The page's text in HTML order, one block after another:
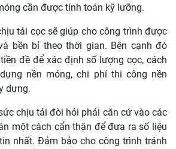
cần được tính toán kỹ lưỡng.
tải cọc sẽ giúp cho công trình được
bền bỉ theo thời gian. Bên cạnh đó
đề để xác định số lượng cọc, cách
nền móng, chi phí thi công nền
dựng.
chịu tải đòi hỏi phải căn cứ vào các
một cách cẩn thận để đưa ra số liệu
nhất. Đảm bảo cho công trình tránh